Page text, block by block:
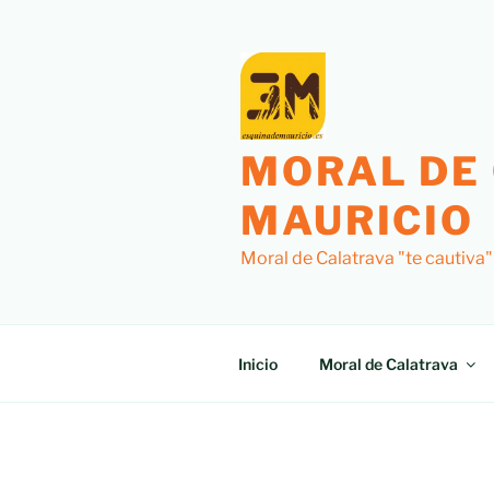
MORAL
MAURICIO
Moral de Calatrava "te cautiva"
Inicio Moral de Calatrava